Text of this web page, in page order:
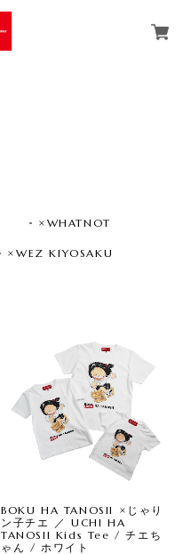
×WHATNOT
×WEZ KIYOSAKU
BOKU HA TANOSII ×じゃり
ン子チエ ／ UCHI HA
TANOSII Kids Tee / チエち
ゃん / ホワイト